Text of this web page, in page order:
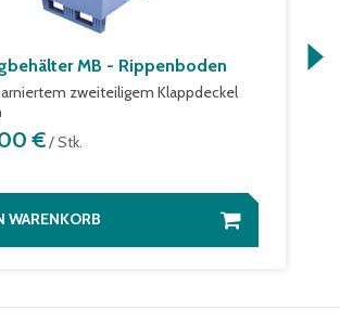
MB - Rippenboden
zweiteiligem Klappdeckel
€/ Stk.
WARENKORB